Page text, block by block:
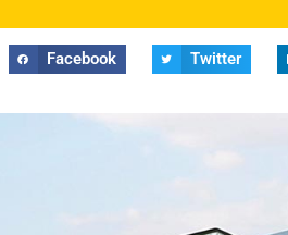
Facebook Twitter